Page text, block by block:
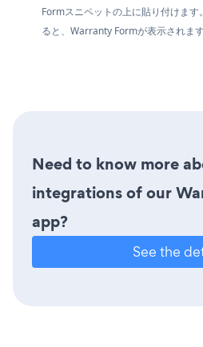
Formスニペットの上に貼り付けま
ると、Warranty Formが表示されます
Need to know more
integrations of our
app?
See the